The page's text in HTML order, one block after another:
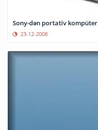
Sony-dən portativ kompüter
23-12-2008